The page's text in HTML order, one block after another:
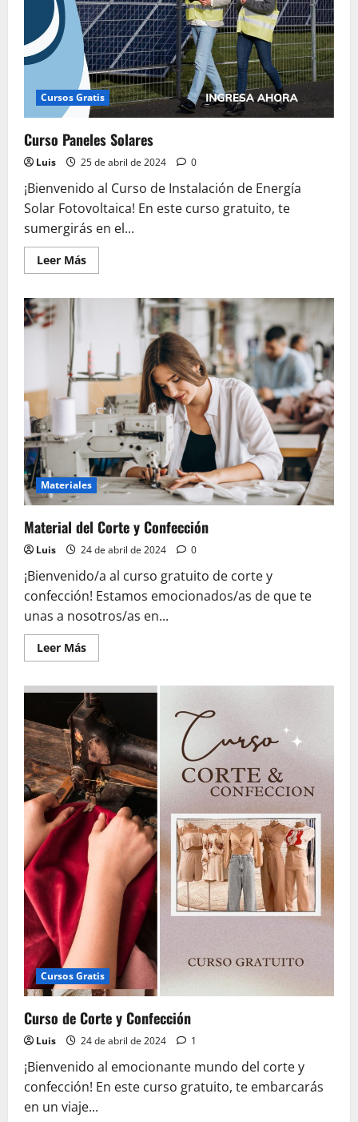
Cursos Gratis
Curso Paneles Solares
Luis 25 de abril de 2024 0
¡Bienvenido al Curso de Instalación de Energía
Solar Fotovoltaica! En este curso gratuito, te
sumergirás en el...
Leer MásLeer
más
Materiales
Material del Corte y Confección
Luis 24 de abril de 2024 0
¡Bienvenido/a al curso gratuito de corte y
confección! Estamos emocionados/as de que te
unas a nosotros/as en...
Leer MásLeer
más
Material
del
Corte
y
Confección
Cursos Gratis
Curso de Corte y Confección
Luis 24 de abril de 2024 1
¡Bienvenido al emocionante mundo del corte y
confección! En este curso gratuito, te embarcarás
en un viaje...